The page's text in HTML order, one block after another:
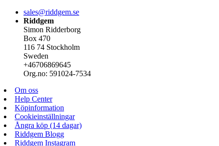
sales@riddgem.se
Riddgem
Simon Ridderborg
Box 470
116 74 Stockholm
Sweden
+46706869645
Org.no: 591024-7534
Om oss
Help Center
Köpinformation
Cookieinställningar
Ångra köp (14 dagar)
Riddgem Blogg
Riddgem Instagram